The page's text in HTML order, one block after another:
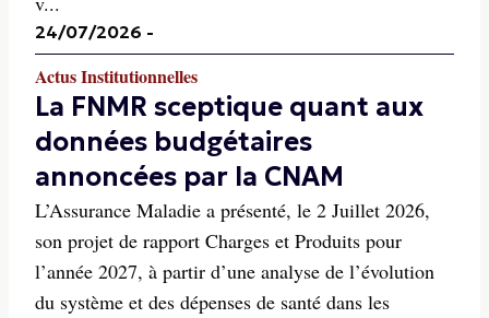
24/07/2026 -
Actus Institutionnelles
La FNMR sceptique quant aux
données budgétaires
annoncées par la CNAM
L’Assurance Maladie a présenté, le 2 Juillet 2026,
son projet de rapport Charges et Produits pour
l’année 2027, à partir d’une analyse de l’évolution
du système et des dépenses de santé dans les